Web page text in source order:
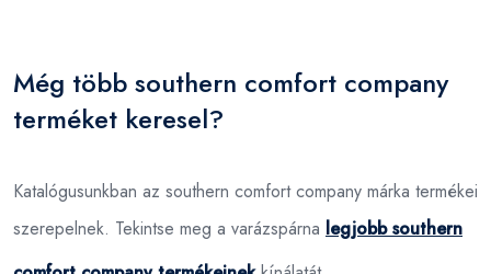
Még több southern comfort company
terméket keresel?
Katalógusunkban az southern comfort company márka termékei
szerepelnek. Tekintse meg a varázspárna legjobb southern